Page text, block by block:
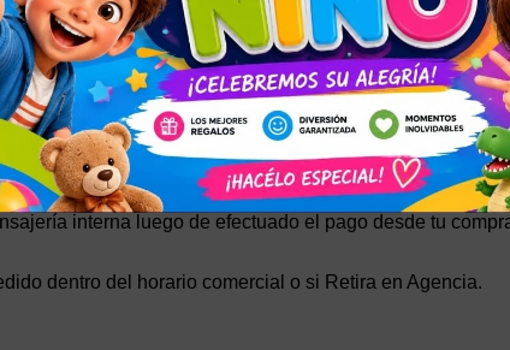
por zona también le figura en la publicación o al
local o pedir que se le envío por agencia.
al momento de elegir la forma de entrega.
DEL VENDEDOR
envíos los realizamos exclusivamente por DAC (costo
país, no incluye sábados domingos y feriados.
interna luego de efectuado el pago desde tu
dentro del horario comercial o si Retira en Agencia.